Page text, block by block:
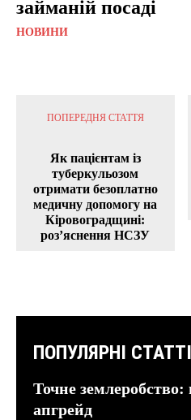
займаній посаді
НОВИНИ
ПОПЕРЕДНЯ СТАТТЯ
Як пацієнтам із
туберкульозом
отримати безоплатно
медичну допомогу на
Кіровоградщині:
роз’яснення НСЗУ
ПОПУЛЯРНІ СТАТТІ
Точне
апгрейд